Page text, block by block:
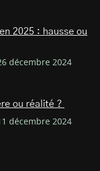
2025 : hausse ou
décembre 2024
ou réalité ?
décembre 2024